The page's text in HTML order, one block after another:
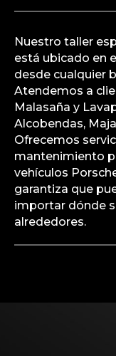
Nuestro taller
está ubicado en
desde cualquier
Atendemos a
Malasaña y
Alcobendas,
Ofrecemos
mantenimiento
vehículos
garantiza que
importar dónde
alrededores.